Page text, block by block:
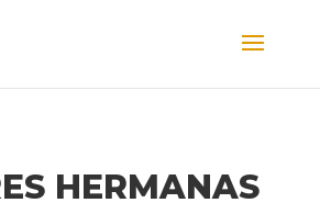
HERMANAS